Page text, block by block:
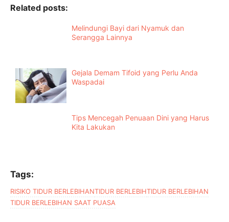
Related posts:
Melindungi Bayi dari Nyamuk dan
Serangga Lainnya
Gejala Demam Tifoid yang Perlu Anda
Waspadai
Tips Mencegah Penuaan Dini yang Harus
Kita Lakukan
Tags:
RISIKO TIDUR BERLEBIHANTIDUR BERLEBIHTIDUR BERLEBIHAN
TIDUR BERLEBIHAN SAAT PUASA